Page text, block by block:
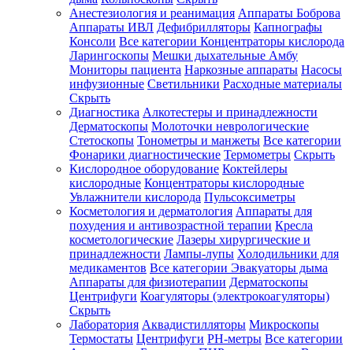
Анестезиология и реанимация Аппараты Боброва
Аппараты ИВЛ Дефибрилляторы Капнографы
Консоли Все категории Концентраторы кислорода
Ларингоскопы Мешки дыхательные Амбу
Мониторы пациента Наркозные аппараты Насосы
инфузионные Светильники Расходные материалы
Скрыть
Диагностика Алкотестеры и принадлежности
Дерматоскопы Молоточки неврологические
Стетоскопы Тонометры и манжеты Все категории
Фонарики диагностические Термометры Скрыть
Кислородное оборудование Коктейлеры
кислородные Концентраторы кислородные
Увлажнители кислорода Пульсоксиметры
Косметология и дерматология Аппараты для
похудения и антивозрастной терапии Кресла
косметологические Лазеры хирургические и
принадлежности Лампы-лупы Холодильники для
медикаментов Все категории Эвакуаторы дыма
Аппараты для физиотерапии Дерматоскопы
Центрифуги Коагуляторы (электрокоагуляторы)
Скрыть
Лаборатория Аквадистилляторы Микроскопы
Термостаты Центрифуги PH-метры Все категории